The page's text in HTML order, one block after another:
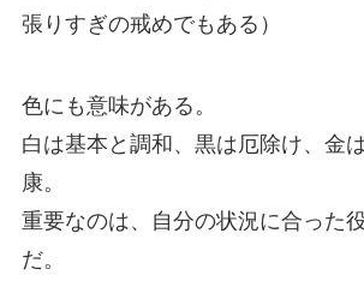
張りすぎの戒めでもある）
色にも意味がある。
白は基本と調和、黒は厄除け、金
康。
重要なのは、自分の状況に合った
だ。